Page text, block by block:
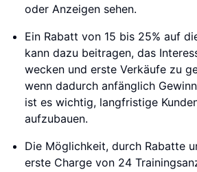
oder Anzeigen sehen.
Ein Rabatt von 15 bis 25% auf
kann dazu beitragen, das
wecken und erste Verkäufe zu
wenn dadurch anfänglich
ist es wichtig, langfristige
aufzubauen.
Die Möglichkeit, durch Rabatte
erste Charge von 24